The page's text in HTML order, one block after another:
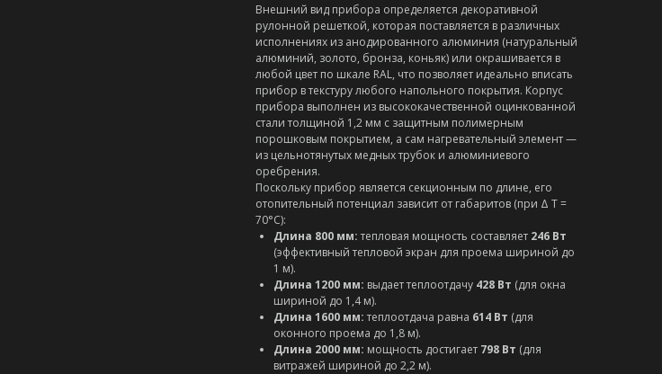
Внешний вид прибора определяется декоративной
рулонной решеткой, которая поставляется в различных
исполнениях из анодированного алюминия (натуральный
алюминий, золото, бронза, коньяк) или окрашивается в
любой цвет по шкале RAL, что позволяет идеально вписать
прибор в текстуру любого напольного покрытия. Корпус
прибора выполнен из высококачественной оцинкованной
стали толщиной 1,2 мм с защитным полимерным
порошковым покрытием, а сам нагревательный элемент —
из цельнотянутых медных трубок и алюминиевого
оребрения.
Поскольку прибор является секционным по длине, его
отопительный потенциал зависит от габаритов (при Δ T =
70°C):
Длина 800 мм:тепловая мощность составляет 246 Вт
(эффективный тепловой экран для проема шириной до
1 м).
Длина 1200 мм: выдает теплоотдачу 428 Вт (для окна
шириной до 1,4 м).
Длина 1600 мм:теплоотдача равна 614 Вт (для
оконного проема до 1,8 м).
Длина 2000 мм: мощность достигает 798 Вт (для
витражей шириной до 2,2 м).